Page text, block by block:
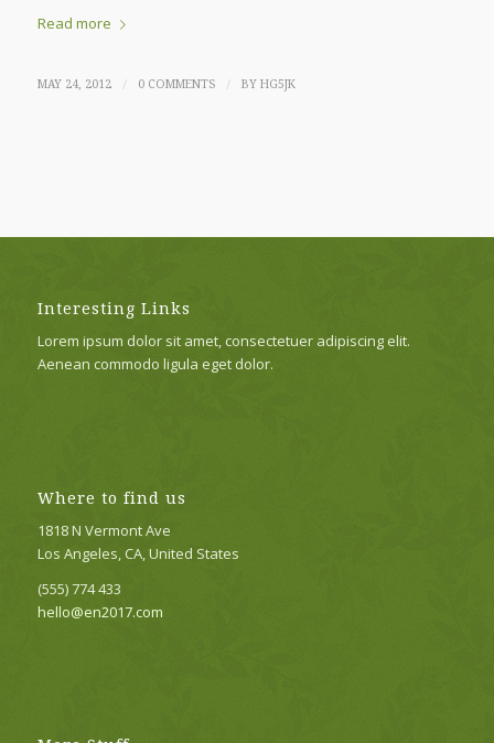
Read more
MAY 24, 2012 / 0 COMMENTS / BY HG5JK
Interesting Links
Lorem ipsum dolor sit amet, consectetuer adipiscing elit.
Aenean commodo ligula eget dolor.
Where to find us
1818 N Vermont Ave
Los Angeles, CA, United States
(555) 774 433
hello@en2017.com